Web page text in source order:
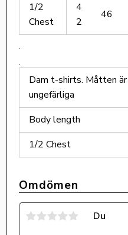
1/2
Chest
4
2
46
.
.
Dam t-shirts. Måtten är
ungefärliga
Body length
1/2 Chest
Omdömen
Du